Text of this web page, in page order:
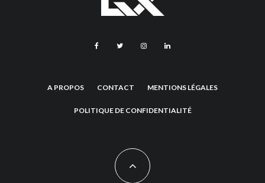
A PROPOS CONTACT MENTIONS LÉGALES
POLITIQUE DE CONFIDENTIALITÉ